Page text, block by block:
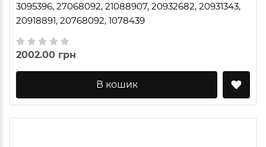
3095396, 27068092, 21088907, 20932682, 20931343,
20918891, 20768092, 1078439
2002.00 грн
В кошик